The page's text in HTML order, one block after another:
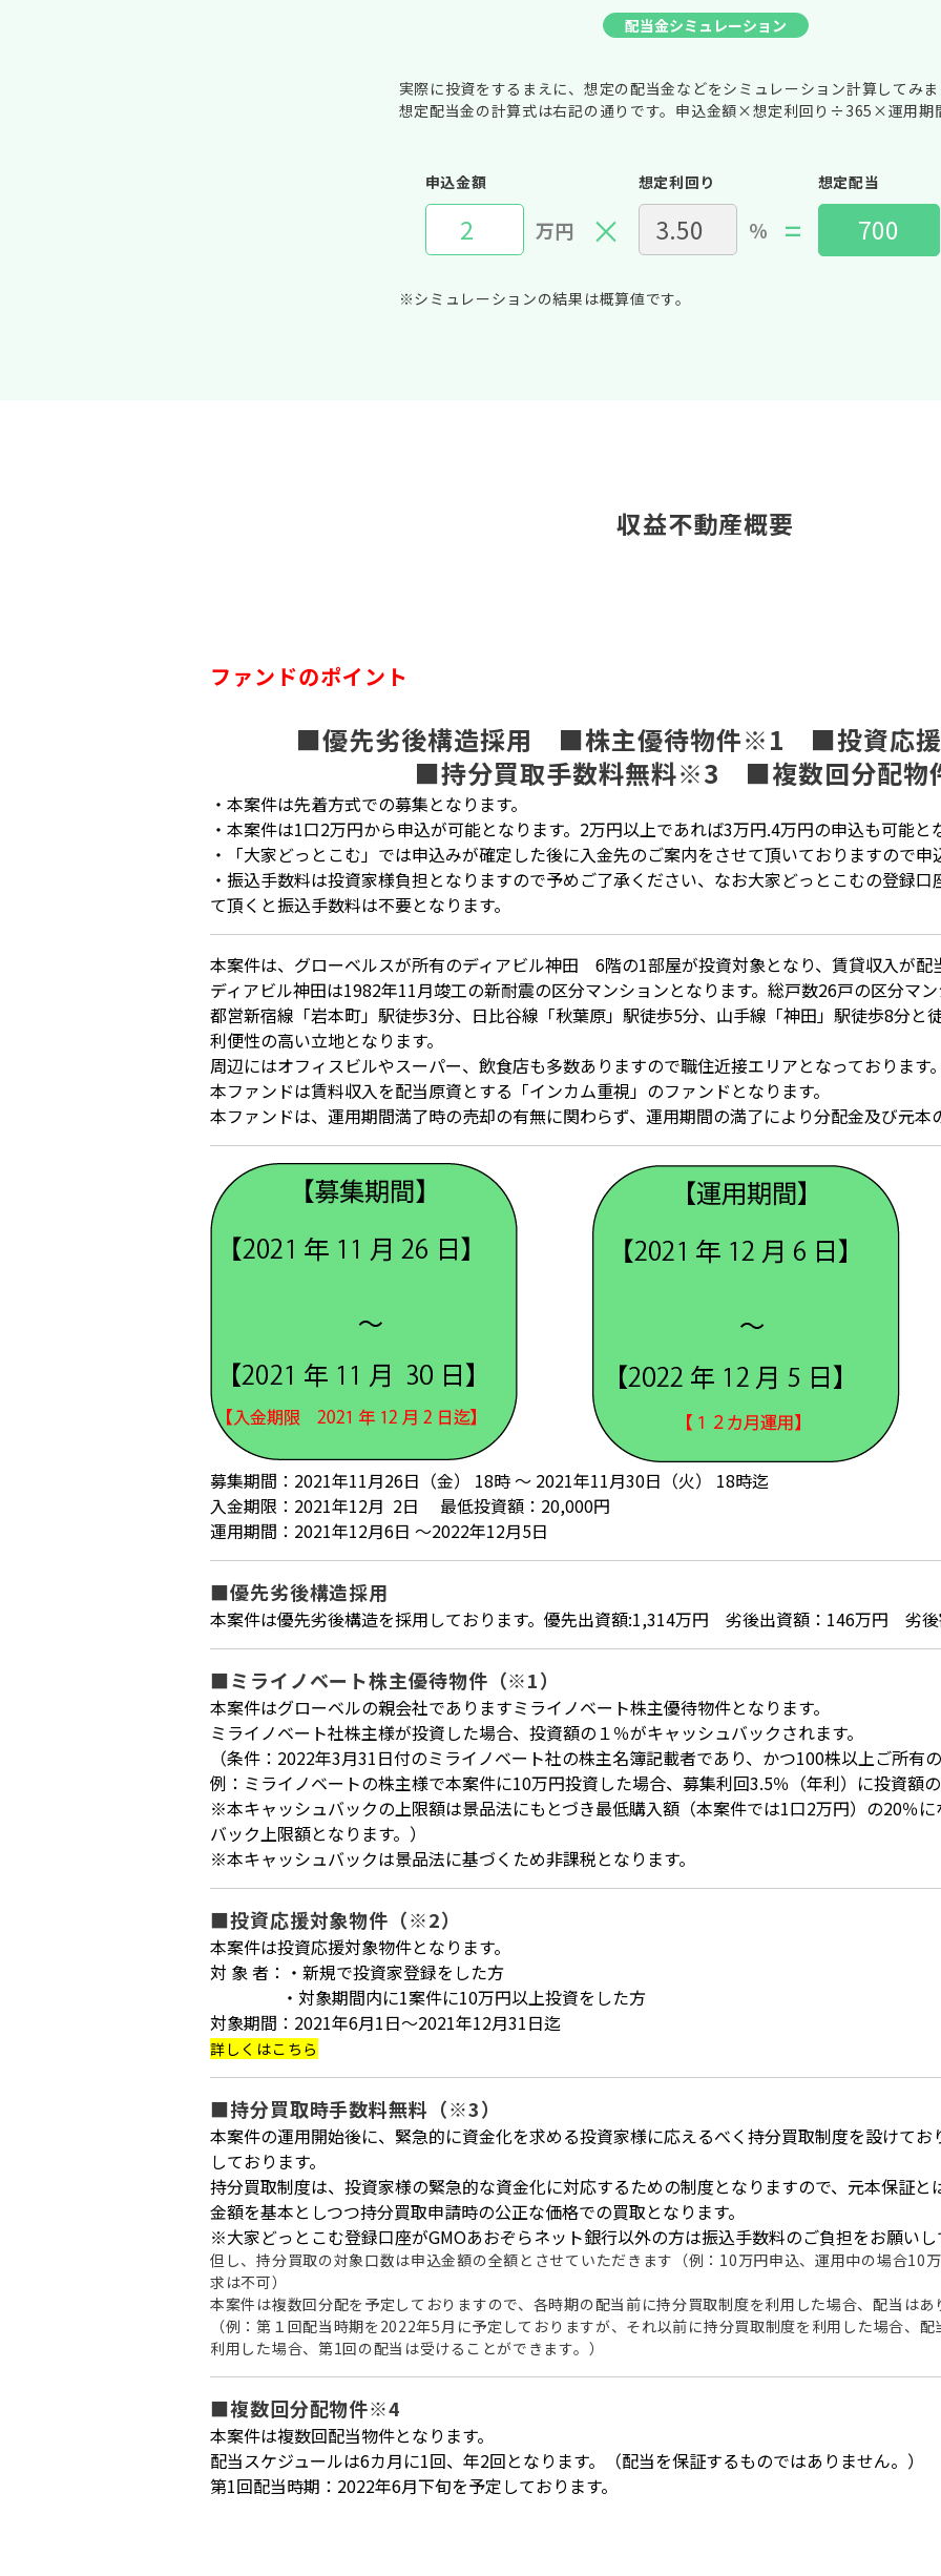
配当金シミュレーション
実際に投資をするまえに、想定の配当金などをシミュレーション計算してみ
想定配当金の計算式は右記の通りです。申込金額×想定利回り÷365×運用期
申込金額
万円 ×
想定利回り
％ =
想定配当
※シミュレーションの結果は概算値です。
収益不動産概要
ファンドのポイント
■優先劣後構造採用 ■株主優待物件※1 ■投資応
■持分買取手数料無料※3 ■複数回分配
・本案件は先着方式での募集となります。
・本案件は1口2万円から申込が可能となります。2万円以上であれば3万円.4万円の申込も可能と
・「大家どっとこむ」では申込みが確定した後に入金先のご案内をさせて頂いておりますので
・振込手数料は投資家様負担となりますので予めご了承ください、なお大家どっとこむの登録
て頂くと振込手数料は不要となります。
本案件は、グローベルスが所有のディアビル神田 6階の1部屋が投資対象となり、賃貸収入が配
ディアビル神田は1982年11月竣工の新耐震の区分マンションとなります。総戸数26戸の区分マ
都営新宿線「岩本町」駅徒歩3分、日比谷線「秋葉原」駅徒歩5分、山手線「神田」駅徒歩8分と
利便性の高い立地となります。
周辺にはオフィスビルやスーパー、飲食店も多数ありますので職住近接エリアとなっております
本ファンドは賃料収入を配当原資とする「インカム重視」のファンドとなります。
本ファンドは、運用期間満了時の売却の有無に関わらず、運用期間の満了により分配金及び元本
募集期間：2021年11月26日（金） 18時 ～ 2021年11月30日（火） 18時迄
入金期限：2021年12月 2日 最低投資額：20,000円
運用期間：2021年12月6日 ～2022年12月5日
■優先劣後構造採用
本案件は優先劣後構造を採用しております。優先出資額:1,314万円 劣後出資額：146万円 劣
■ミライノベート株主優待物件（※1）
本案件はグローベルの親会社でありますミライノベート株主優待物件となります。
ミライノベート社株主様が投資した場合、投資額の１％がキャッシュバックされます。
（条件：2022年3月31日付のミライノベート社の株主名簿記載者であり、かつ100株以上ご所有
例：ミライノベートの株主様で本案件に10万円投資した場合、募集利回3.5％（年利）に投資額
※本キャッシュバックの上限額は景品法にもとづき最低購入額（本案件では1口2万円）の20％
バック上限額となります。）
※本キャッシュバックは景品法に基づくため非課税となります。
■投資応援対象物件（※2）
本案件は投資応援対象物件となります。
対 象 者：・新規で投資家登録をした方
・対象期間内に1案件に10万円以上投資をした方
対象期間：2021年6月1日～2021年12月31日迄
詳しくはこちら
■持分買取時手数料無料（※3）
本案件の運用開始後に、緊急的に資金化を求める投資家様に応えるべく持分買取制度を設けて
しております。
持分買取制度は、投資家様の緊急的な資金化に対応するための制度となりますので、元本保証と
金額を基本としつつ持分買取申請時の公正な価格での買取となります。
※大家どっとこむ登録口座がGMOあおぞらネット銀行以外の方は振込手数料のご負担をお願い
但し、持分買取の対象口数は申込金額の全額とさせていただきます（例：10万円申込、運用中の場合10
求は不可）
本案件は複数回分配を予定しておりますので、各時期の配当前に持分買取制度を利用した場合、配当は
（例：第１回配当時期を2022年5月に予定しておりますが、それ以前に持分買取制度を利用した場合、
利用した場合、第1回の配当は受けることができます。）
■複数回分配物件※4
本案件は複数回配当物件となります。
配当スケジュールは6カ月に1回、年2回となります。（配当を保証するものではありません。）
第1回配当時期：2022年6月下旬を予定しております。